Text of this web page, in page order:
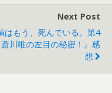
Next Post
はもう、死んでいる。第4
川唯の左目の秘密！』感
想